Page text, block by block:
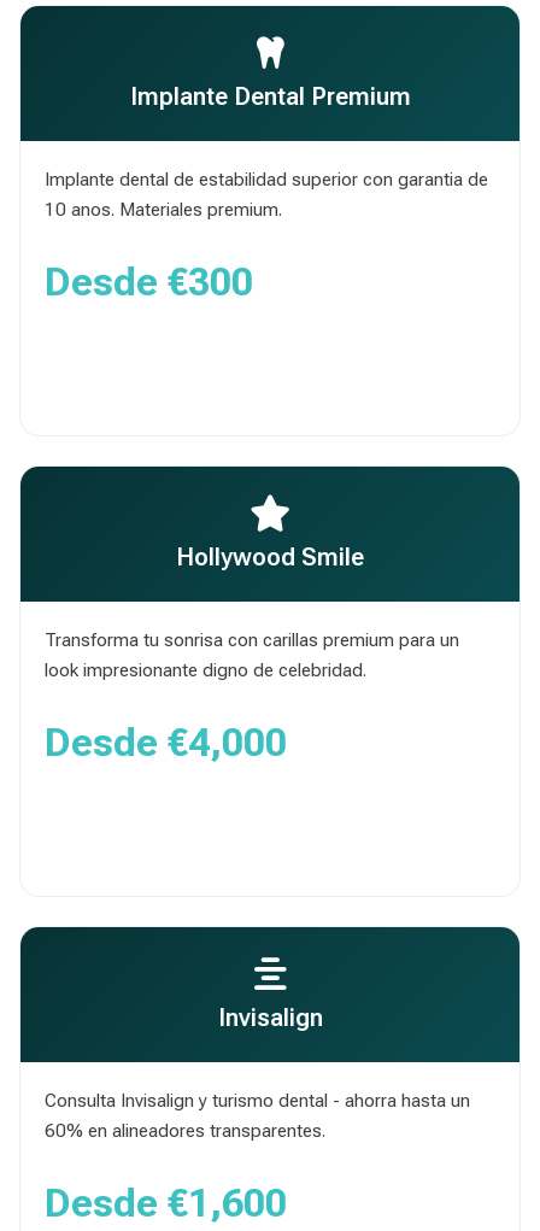
Implante Dental Premium
Implante dental de estabilidad superior con garantia de
10 anos. Materiales premium.
Desde €300
Hollywood Smile
Transforma tu sonrisa con carillas premium para un
look impresionante digno de celebridad.
Desde €4,000
Invisalign
Consulta Invisalign y turismo dental - ahorra hasta un
60% en alineadores transparentes.
Desde €1,600